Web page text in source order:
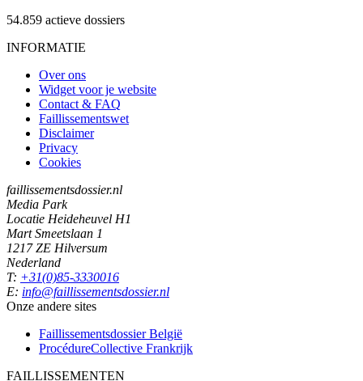
54.859 actieve dossiers
INFORMATIE
Over ons
Widget voor je website
Contact & FAQ
Faillissementswet
Disclaimer
Privacy
Cookies
faillissementsdossier.nl
Media Park
Locatie Heideheuvel H1
Mart Smeetslaan 1
1217 ZE Hilversum
Nederland
T: +31(0)85-3330016
E: info@faillissementsdossier.nl
Onze andere sites
Faillissementsdossier België
ProcédureCollective Frankrijk
FAILLISSEMENTEN